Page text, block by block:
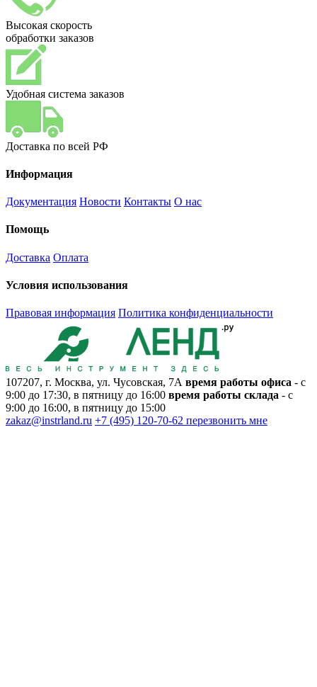
Высокая скорость
обработки заказов
Удобная система заказов
Доставка по всей РФ
Информация
Документация Новости Контакты О нас
Помощь
Доставка Оплата
Условия использования
Правовая информация Политика конфиденциальности
107207, г. Москва, ул. Чусовская, 7А время работы офиса - с
9:00 до 17:30, в пятницу до 16:00 время работы склада - с
9:00 до 16:00, в пятницу до 15:00
zakaz@instrland.ru +7 (495) 120-70-62 перезвонить мне